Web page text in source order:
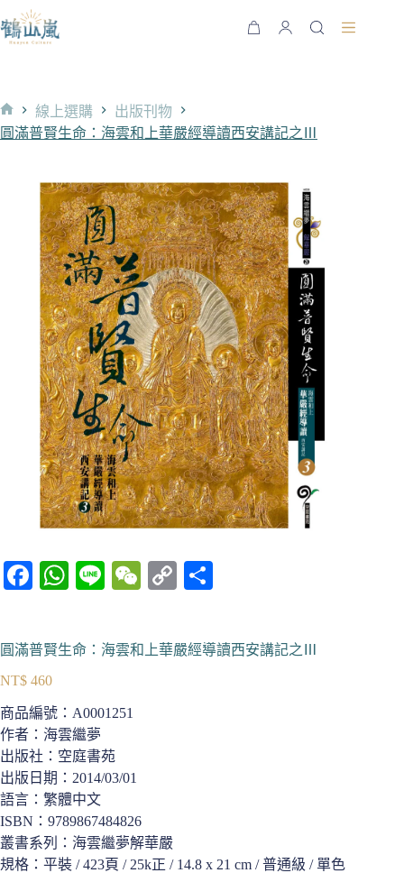
至
容
購
首
線上選購
出版刊物
圓滿普賢生命：海雲和上華嚴經導讀西安講記之Ⅲ
Fa
bo
ok
W
ts
A
Li
W
C
ha
C
y
Li
圓滿普賢生命：海雲和上華嚴經導讀西安講記之Ⅲ
NT$ 460
商品編號： A0001251
作者：海雲繼夢
出版社：空庭書苑
出版日期：2014/03/01
語言：繁體中文
ISBN：9789867484826
叢書系列：海雲繼夢解華嚴
規格：平裝 / 423頁 / 25k正 / 14.8 x 21 cm / 普通級 / 單色